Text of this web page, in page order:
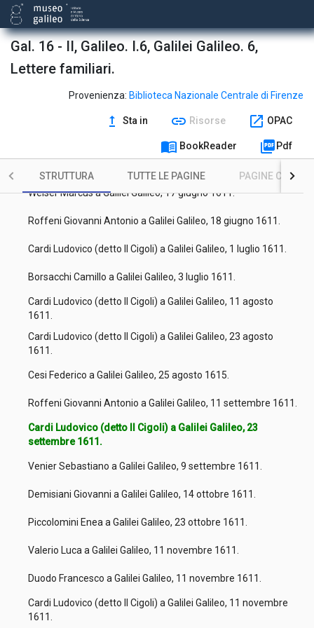
Gal. 16 - II, Galileo. I.6, Galilei Galileo. 6,
Lettere familiari.
Provenienza: Biblioteca Nazionale Centrale di Firenze
upgrade Sta in link Risorse open_in_new OPAC
menu_book BookReader picture_as_pdf Pdf
STRUTTURA TUTTE LE PAGINE PAGINE CON
Cesi Federico a Galilei Galileo, 11 aprile 1615.
Galilei Michelangelo a Galilei Galileo, 14 aprile 1610.
Welser Marcus a Galilei Galileo, 17 giugno 1611.
Roffeni Giovanni Antonio a Galilei Galileo, 18 giugno 1611.
Cardi Ludovico (detto Il Cigoli) a Galilei Galileo, 1 luglio 1611.
Borsacchi Camillo a Galilei Galileo, 3 luglio 1611.
Cardi Ludovico (detto Il Cigoli) a Galilei Galileo, 11 agosto
1611.
Cardi Ludovico (detto Il Cigoli) a Galilei Galileo, 23 agosto
1611.
Cesi Federico a Galilei Galileo, 25 agosto 1615.
Roffeni Giovanni Antonio a Galilei Galileo, 11 settembre 1611.
Cardi Ludovico (detto Il Cigoli) a Galilei Galileo, 23
settembre 1611.
Venier Sebastiano a Galilei Galileo, 9 settembre 1611.
Demisiani Giovanni a Galilei Galileo, 14 ottobre 1611.
Piccolomini Enea a Galilei Galileo, 23 ottobre 1611.
Valerio Luca a Galilei Galileo, 11 novembre 1611.
Duodo Francesco a Galilei Galileo, 11 novembre 1611.
Cardi Ludovico (detto Il Cigoli) a Galilei Galileo, 11 novembre
1611.